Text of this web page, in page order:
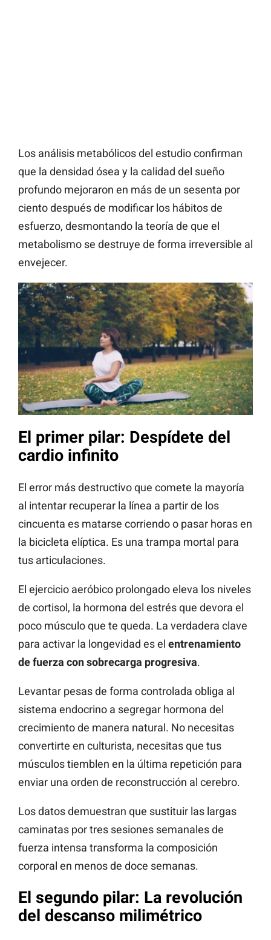
Los análisis metabólicos del estudio confirman
que la densidad ósea y la calidad del sueño
profundo mejoraron en más de un sesenta por
ciento después de modificar los hábitos de
esfuerzo, desmontando la teoría de que el
metabolismo se destruye de forma irreversible al
envejecer.
El primer pilar: Despídete del
cardio infinito
El error más destructivo que comete la mayoría
al intentar recuperar la línea a partir de los
cincuenta es matarse corriendo o pasar horas en
la bicicleta elíptica. Es una trampa mortal para
tus articulaciones.
El ejercicio aeróbico prolongado eleva los niveles
de cortisol, la hormona del estrés que devora el
poco músculo que te queda. La verdadera clave
para activar la longevidad es el entrenamiento
de fuerza con sobrecarga progresiva.
Levantar pesas de forma controlada obliga al
sistema endocrino a segregar hormona del
crecimiento de manera natural. No necesitas
convertirte en culturista, necesitas que tus
músculos tiemblen en la última repetición para
enviar una orden de reconstrucción al cerebro.
Los datos demuestran que sustituir las largas
caminatas por tres sesiones semanales de
fuerza intensa transforma la composición
corporal en menos de doce semanas.
El segundo pilar: La revolución
del descanso milimétrico